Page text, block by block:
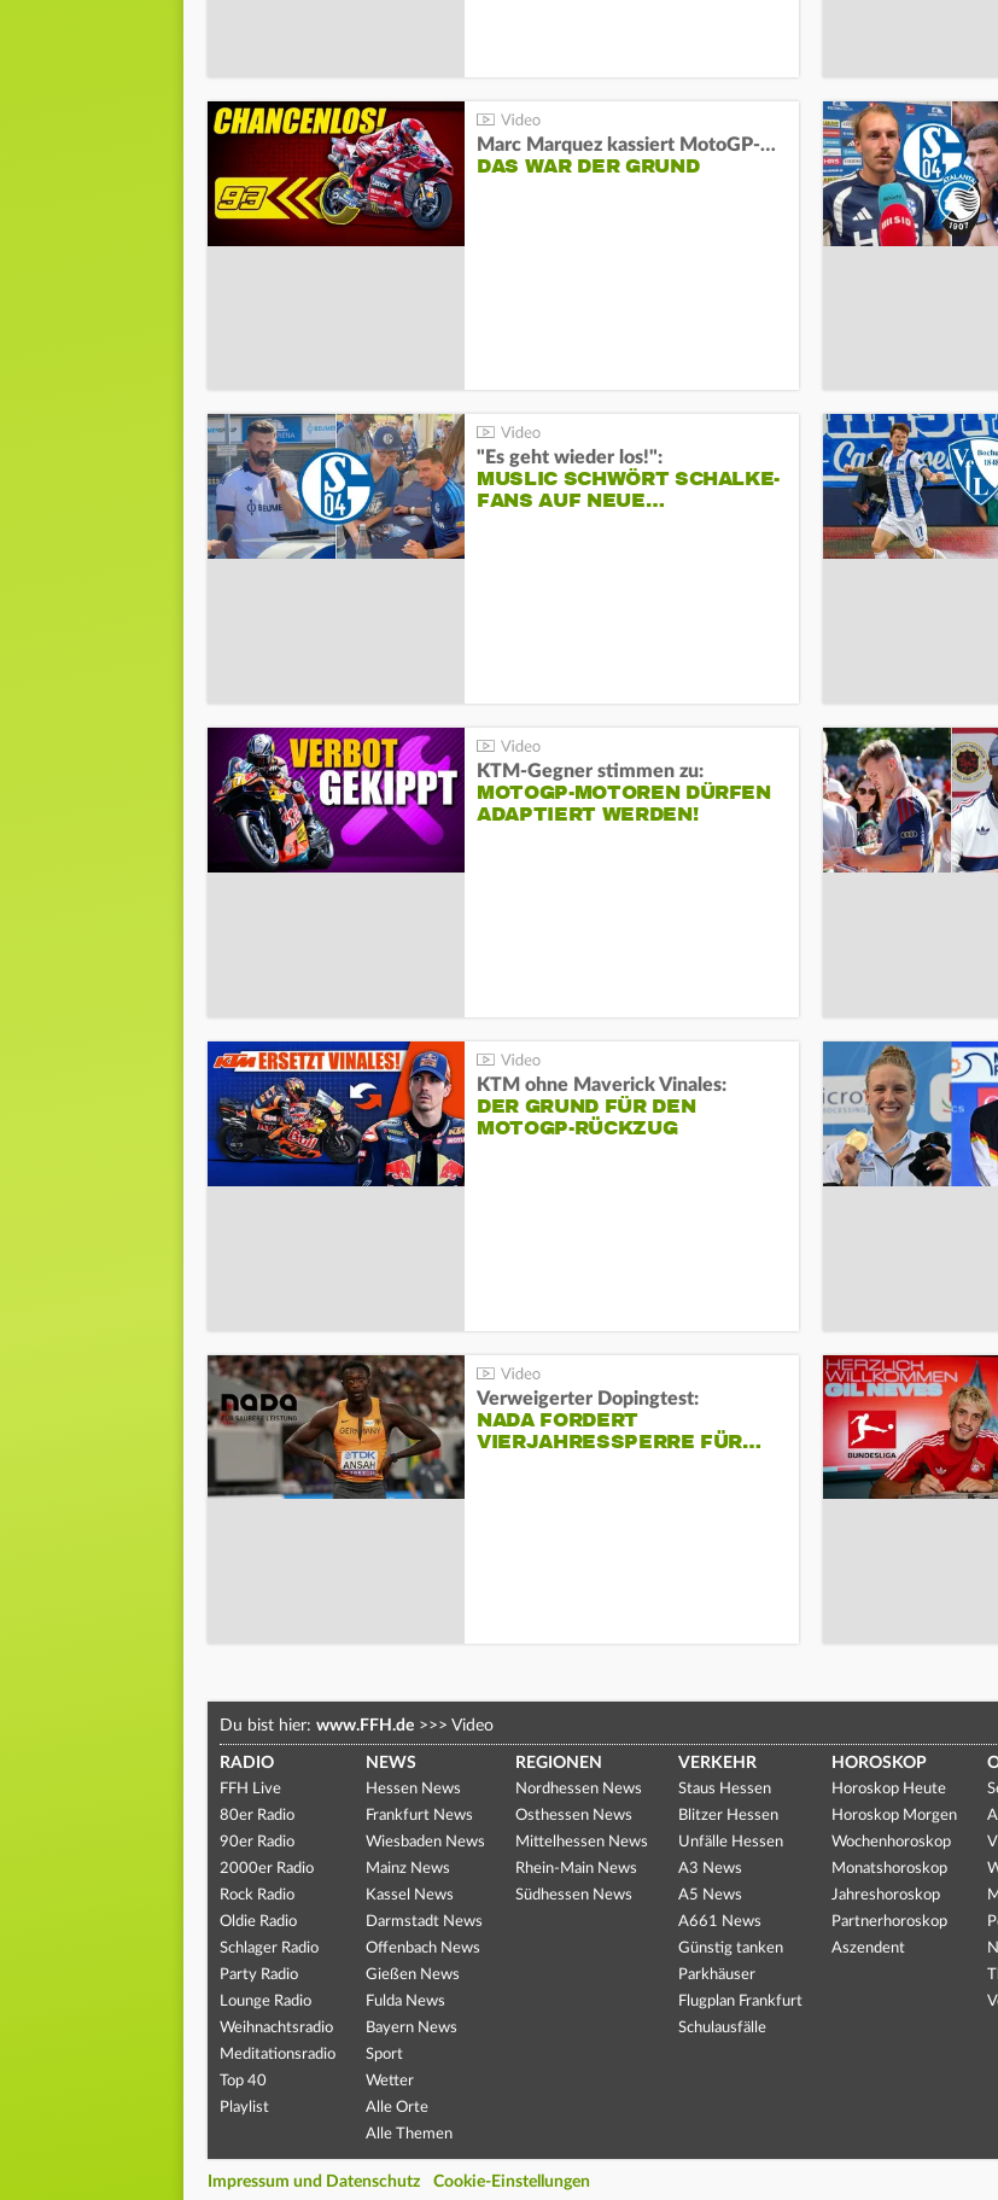
Marc Marquez kassiert MotoGP-Sprint-Schlappe:
DAS WAR DER GRUND
"Es geht wieder los!":
MUSLIC SCHWÖRT SCHALKE-
FANS AUF NEUE…
KTM-Gegner stimmen zu:
MOTOGP-MOTOREN DÜRFEN
ADAPTIERT WERDEN!
KTM ohne Maverick Vinales:
DER GRUND FÜR DEN
MOTOGP-RÜCKZUG
Verweigerter Dopingtest:
NADA FORDERT
VIERJAHRESSPERRE FÜR…
Du bist hier: www.FFH.de >>> Video
RADIO
FFH Live
80er Radio
90er Radio
2000er Radio
Rock Radio
Oldie Radio
Schlager Radio
Party Radio
Lounge Radio
Weihnachtsradio
Meditationsradio
Top 40
Playlist
NEWS
Hessen News
Frankfurt News
Wiesbaden News
Mainz News
Kassel News
Darmstadt News
Offenbach News
Gießen News
Fulda News
Bayern News
Sport
Wetter
Alle Orte
Alle Themen
REGIONEN
Nordhessen News
Osthessen News
Mittelhessen News
Rhein-Main News
Südhessen News
VERKEHR
Staus Hessen
Blitzer Hessen
Unfälle Hessen
A3 News
A5 News
A661 News
Günstig tanken
Parkhäuser
Flugplan Frankfurt
Schulausfälle
HOROSKOP
Horoskop Heute
Horoskop Morgen
Wochenhoroskop
Monatshoroskop
Jahreshoroskop
Partnerhoroskop
Aszendent
Impressum und Datenschutz Cookie-Einstellungen